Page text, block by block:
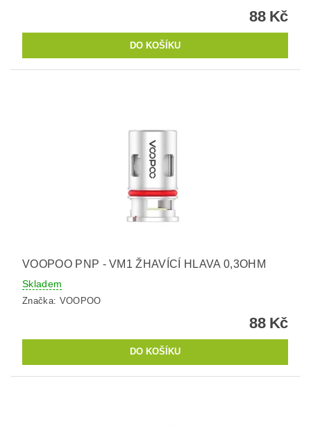
88 Kč
VOOPOO PNP - VM1 ŽHAVÍCÍ HLAVA 0,3OHM
Skladem
Značka: VOOPOO
88 Kč